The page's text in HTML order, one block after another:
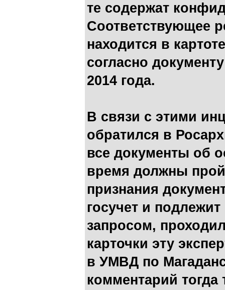
те содержат
Соответствующее
находится в
согласно
2014 года.
В связи с этими
обратился в
все документы об
время должны
признания
госучет и
запросом,
карточки эту
в УМВД по
комментарий тогда